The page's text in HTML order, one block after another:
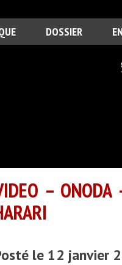
DOSSIER
– ONODA
le 12 janvier